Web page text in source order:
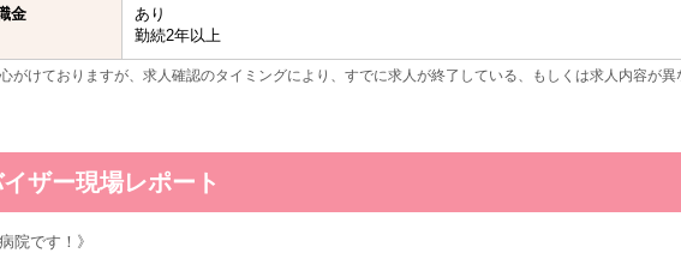
金
あり
勤続2年以上
がけておりますが、求人確認のタイミングにより、すでに求人が終了している、もしくは求人内容が
ザー現場レポート
院です！》